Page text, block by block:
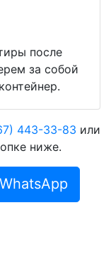
после
за собой
443-33-83 или
ниже.